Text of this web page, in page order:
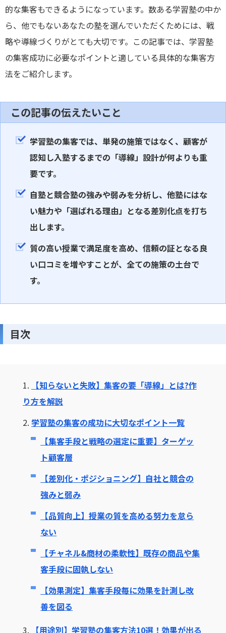
的な集客もできるようになっています。数ある学習塾の中か
ら、他でもないあなたの塾を選んでいただくためには、戦
略や導線づくりがとても大切です。この記事では、学習塾
の集客成功に必要なポイントと適している具体的な集客方
法をご紹介します。
この記事の伝えたいこと
学習塾の集客では、単発の施策ではなく、顧客が
認知し入塾するまでの「導線」設計が何よりも重
要です。
自塾と競合塾の強みや弱みを分析し、他塾にはな
い魅力や「選ばれる理由」となる差別化点を打ち
出します。
質の高い授業で満足度を高め、信頼の証となる良
い口コミを増やすことが、全ての施策の土台で
す。
目次
1.
【知らないと失敗】集客の要「導線」とは?作
り方を解説
2. 学習塾の集客の成功に大切なポイント一覧
【集客手段と戦略の選定に重要】ターゲッ
ト顧客層
【差別化・ポジショニング】自社と競合の
強みと弱み
【品質向上】授業の質を高める努力を怠ら
ない
【チャネル&商材の柔軟性】既存の商品や集
客手段に固執しない
【効果測定】集客手段毎に効果を計測し改
善を図る
3.
【用途別】学習塾の集客方法10選！効果が出る